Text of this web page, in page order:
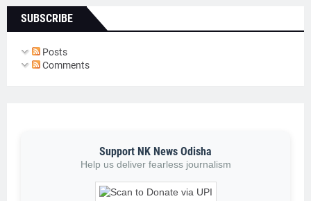
SUBSCRIBE
Posts
Comments
Support NK News Odisha
Help us deliver fearless journalism